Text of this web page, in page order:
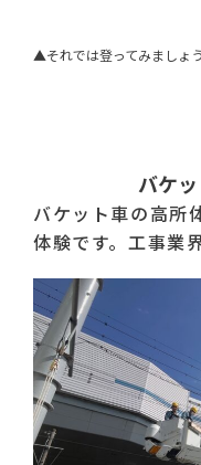
▲それでは登ってみましょ
バケ
バケット車の高所
体験です。工事業